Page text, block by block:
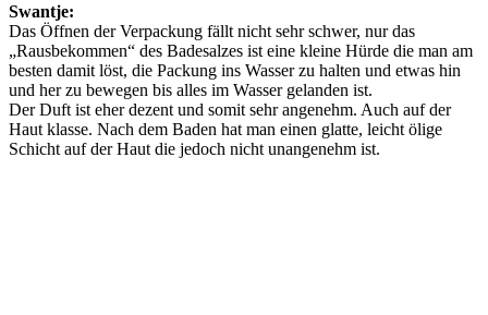
Swantje:
Das Öffnen der Verpackung fällt nicht sehr schwer, nur das
„Rausbekommen“ des Badesalzes ist eine kleine Hürde die man am
besten damit löst, die Packung ins Wasser zu halten und etwas hin
und her zu bewegen bis alles im Wasser gelanden ist.
Der Duft ist eher dezent und somit sehr angenehm. Auch auf der
Haut klasse. Nach dem Baden hat man einen glatte, leicht ölige
Schicht auf der Haut die jedoch nicht unangenehm ist.